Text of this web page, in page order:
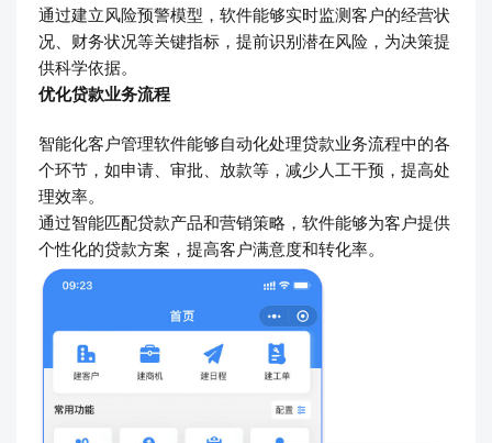
通过建立风险预警模型，软件能够实时监测客户的经营状
况、财务状况等关键指标，提前识别潜在风险，为决策提
供科学依据。
优化贷款业务流程
智能化客户管理软件能够自动化处理贷款业务流程中的各
个环节，如申请、审批、放款等，减少人工干预，提高处
理效率。
通过智能匹配贷款产品和营销策略，软件能够为客户提供
个性化的贷款方案，提高客户满意度和转化率。